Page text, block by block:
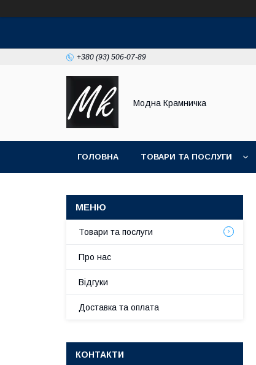
+380 (93) 506-07-89
Модна Крамничка
ГОЛОВНА ТОВАРИ ТА ПОСЛУГИ
Товари та послуги
Про нас
Відгуки
Доставка та оплата
КОНТАКТИ